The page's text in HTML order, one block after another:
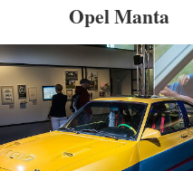
Opel Manta